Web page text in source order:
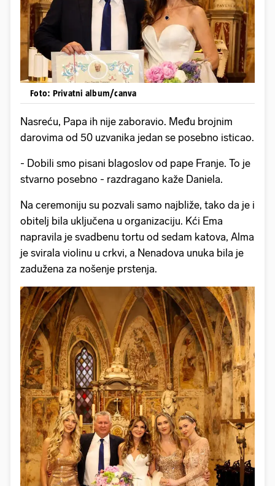
Foto: Privatni album/canva
Nasreću, Papa ih nije zaboravio. Među brojnim
darovima od 50 uzvanika jedan se posebno isticao.
- Dobili smo pisani blagoslov od pape Franje. To je
stvarno posebno - razdragano kaže Daniela.
Na ceremoniju su pozvali samo najbliže, tako da je i
obitelj bila uključena u organizaciju. Kći Ema
napravila je svadbenu tortu od sedam katova, Alma
je svirala violinu u crkvi, a Nenadova unuka bila je
zadužena za nošenje prstenja.